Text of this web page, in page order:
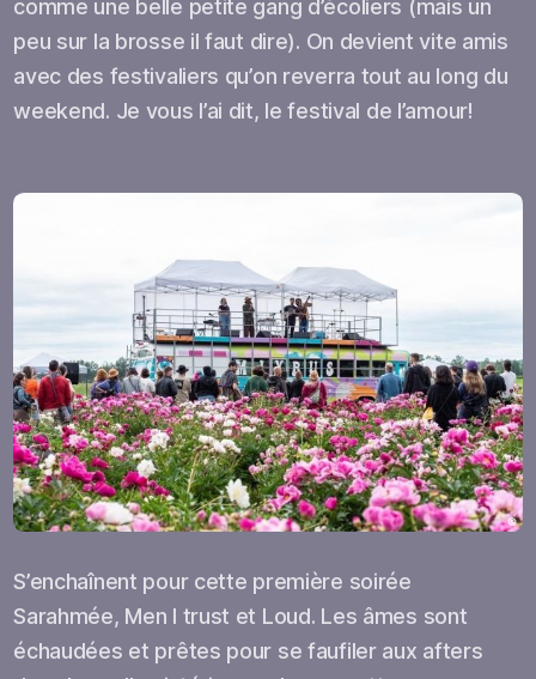
comme une belle petite gang d’écoliers (mais un
peu sur la brosse il faut dire). On devient vite amis
avec des festivaliers qu’on reverra tout au long du
weekend. Je vous l’ai dit, le festival de l’amour!
S’enchaînent pour cette première soirée
Sarahmée, Men I trust et Loud. Les âmes sont
échaudées et prêtes pour se faufiler aux afters